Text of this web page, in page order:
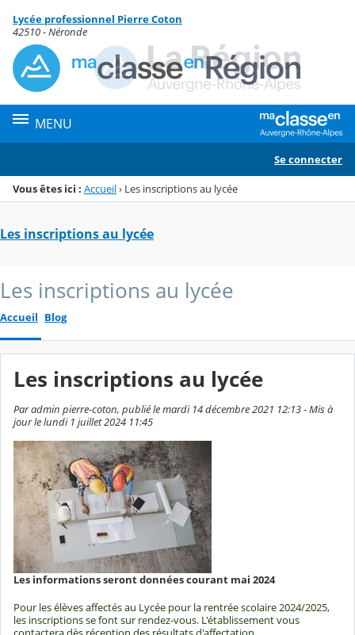
Menu de la rubrique
Contenu
Lycée professionnel Pierre Coton
42510 - Néronde
MENU
Se connecter
Vous êtes ici : Accueil› Les inscriptions au lycée
Les inscriptions au lycée
Les inscriptions au lycée
Accueil Blog
Les inscriptions au lycée
Par admin pierre-coton, publié le mardi 14 décembre 2021 12:13 - Mis à
jour le lundi 1 juillet 2024 11:45
Les informations seront données courant mai 2024
Pour les élèves affectés au Lycée pour la rentrée scolaire 2024/2025,
les inscriptions se font sur rendez-vous. L'établissement vous